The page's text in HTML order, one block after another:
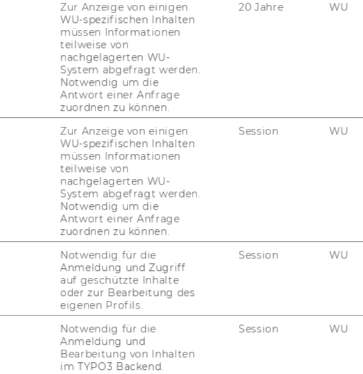
in Na­tu­re Com­mu­ni­ca­ti­ons ex­
noc­turnal lu­mi­no­si­ty data
urban in­fra­st­ruc­tu­re in­for­ma­ti­
me­a­su­re­ment.
"Night­ti­me sa­tel­li­te data com­bi­
in­for­ma­ti­on can help im­pro­ve
of po­ver­ty at a high level of spa­ti­al
night­ti­me lu­mi­no­si­ty data from sa­
foot­print in­for­ma­ti­on. The in­ter­di­sci­pli­na­
Jesus Cres­po Cua­res­ma, pro­vi­de
de­ve­lo­ped have pre­dic­ti­ve power for in­
of spa­ti­al dis­ag­gre­ga­ti­on.
lässt sich an nächt­li­chen Sa­tel­li­ten­bil­
News
Zur Anzeige von einigen
WU-spezifischen Inhalten
müssen Informationen
teilweise von
nachgelagerten WU-
System abgefragt werden.
Notwendig um die
Antwort einer Anfrage
zuordnen zu können.
20 Jahre WU
Zur Anzeige von einigen
WU-spezifischen Inhalten
müssen Informationen
teilweise von
nachgelagerten WU-
System abgefragt werden.
Notwendig um die
Antwort einer Anfrage
zuordnen zu können.
Session WU
Notwendig für die
Anmeldung und Zugriff
auf geschützte Inhalte
oder zur Bearbeitung des
eigenen Profils.
Session WU
Notwendig für die
Anmeldung und
Bearbeitung von Inhalten
im TYPO3 Backend.
Session WU